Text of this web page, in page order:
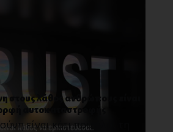
στους λάθος ανθρώπους είναι
αυτοκαταστροφής
είναι κάτι που όλοι τη